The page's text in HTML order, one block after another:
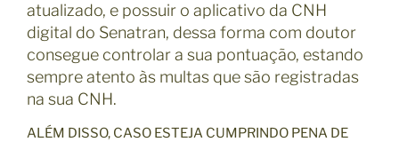
atualizado, e possuir o aplicativo da CNH
digital do Senatran, dessa forma com doutor
consegue controlar a sua pontuação, estando
sempre atento às multas que são registradas
na sua CNH.
ALÉM DISSO, CASO ESTEJA CUMPRINDO PENA DE